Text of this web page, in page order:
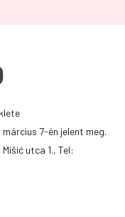
március 7-én jelent meg.
utca 1., Tel: